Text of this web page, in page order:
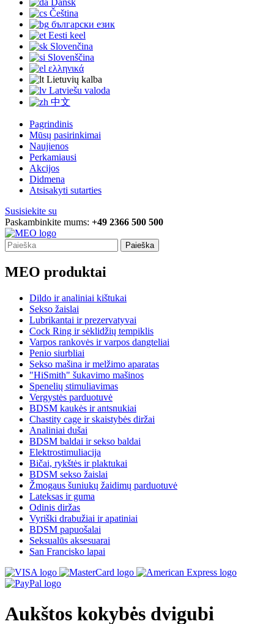
Dansk
Čeština
български език
Eesti keel
Slovenčina
Slovenščina
ελληνικά
Lietuvių kalba
Latviešu valoda
中文
Pagrindinis
Mūsų pasirinkimai
Naujienos
Perkamiausi
Akcijos
Didmena
Atsisakyti sutarties
Susisiekite su
Paskambinkite mums: +49 2366 500 500
Paieška
MEO produktai
Dildo ir analiniai kištukai
Sekso žaislai
Lubrikantai ir prezervatyvai
Cock Ring ir sėklidžių tempiklis
Varpos rankovės ir varpos dangteliai
Penio siurbliai
Sekso mašina ir melžimo aparatas
"HiSmith" šukavimo mašinos
Spenelių stimuliavimas
Vergystės parduotuvė
BDSM kaukės ir antsnukiai
Chastity cage ir skaistybės diržai
Analiniai dušai
BDSM baldai ir sekso baldai
Elektrostimuliacija
Bičai, rykštės ir plaktukai
BDSM sekso žaislai
Žmogaus šuniukų žaidimų parduotuvė
Lateksas ir guma
Odinis diržas
Vyriški drabužiai ir apatiniai
BDSM papuošalai
Seksualūs aksesuarai
San Francisko lapai
Aukštos kokybės dvigubi